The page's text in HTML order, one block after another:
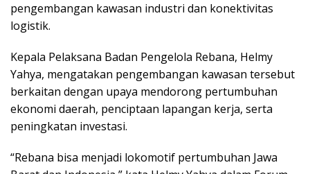
pengembangan kawasan industri dan konektivitas
logistik.
Kepala Pelaksana Badan Pengelola Rebana, Helmy
Yahya, mengatakan pengembangan kawasan tersebut
berkaitan dengan upaya mendorong pertumbuhan
ekonomi daerah, penciptaan lapangan kerja, serta
peningkatan investasi.
“Rebana bisa menjadi lokomotif pertumbuhan Jawa